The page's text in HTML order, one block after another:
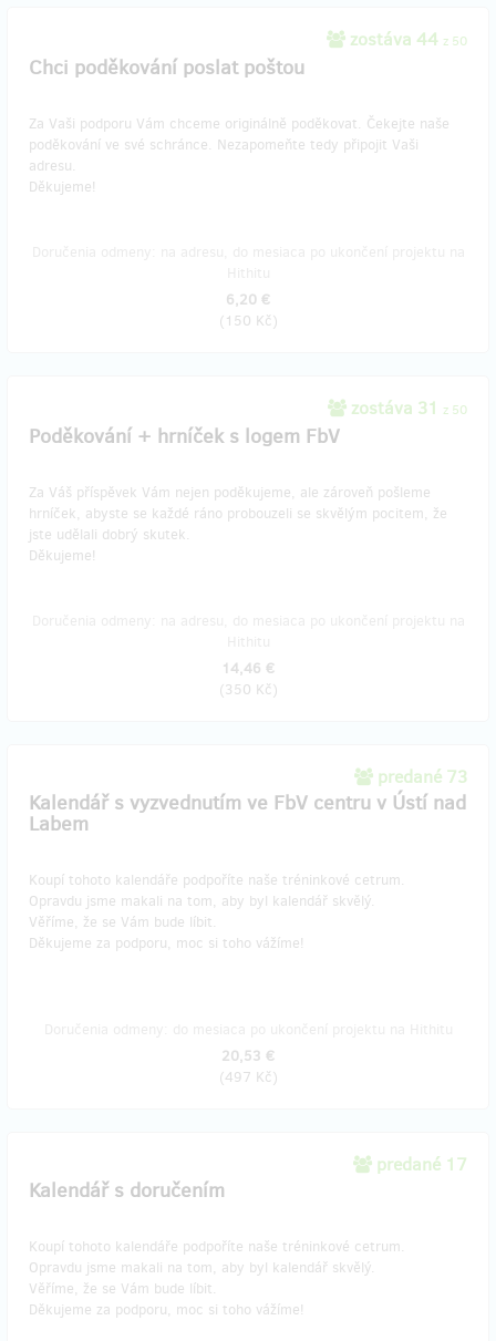
zostáva 44 z 50
Chci poděkování poslat poštou
Za Vaši podporu Vám chceme originálně poděkovat. Čekejte naše
poděkování ve své schránce. Nezapomeňte tedy připojit Vaši
adresu.
Děkujeme!
6,20 €
(150 Kč)
zostáva 31 z 50
Poděkování + hrníček s logem FbV
Za Váš příspěvek Vám nejen poděkujeme, ale zároveň pošleme
hrníček, abyste se každé ráno probouzeli se skvělým pocitem, že
jste udělali dobrý skutek.
Děkujeme!
14,46 €
(350 Kč)
predané 73
Kalendář s vyzvednutím ve FbV centru v Ústí nad
Labem
Koupí tohoto kalendáře podpoříte naše tréninkové cetrum.
Opravdu jsme makali na tom, aby byl kalendář skvělý.
Věříme, že se Vám bude líbit.
Děkujeme za podporu, moc si toho vážíme!
20,53 €
(497 Kč)
predané 17
Kalendář s doručením
Koupí tohoto kalendáře podpoříte naše tréninkové cetrum.
Opravdu jsme makali na tom, aby byl kalendář skvělý.
Věříme, že se Vám bude líbit.
Děkujeme za podporu, moc si toho vážíme!